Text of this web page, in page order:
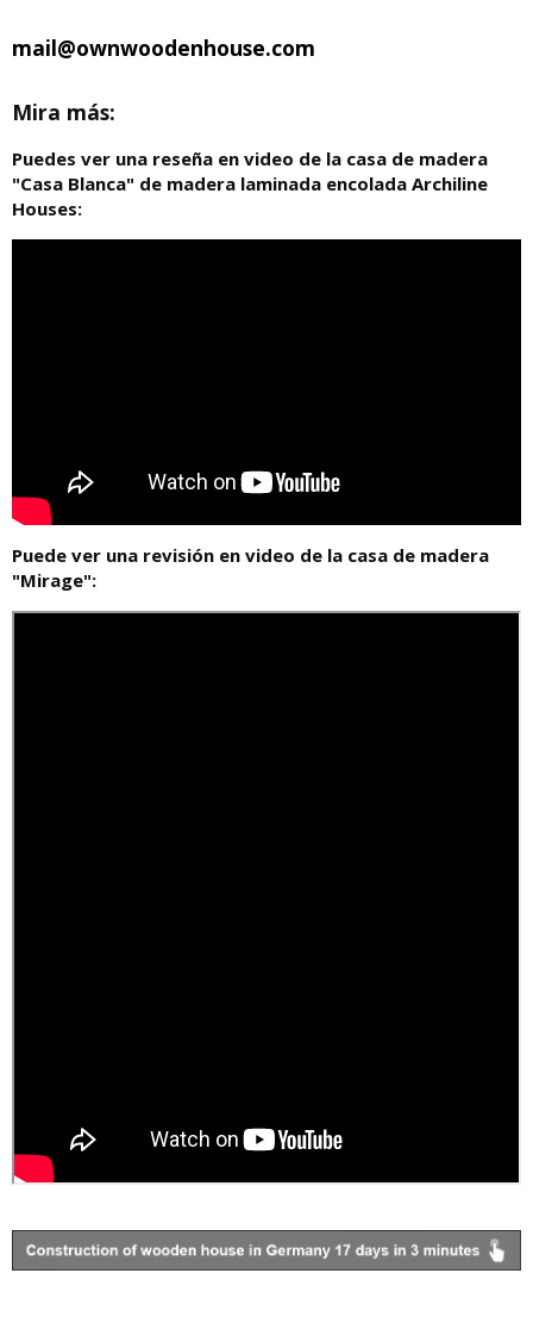
mail@ownwoodenhouse.com
Mira más:
Puedes ver una reseña en video de la casa de madera
"Casa Blanca" de madera laminada encolada Archiline
Houses:
Puede ver una revisión en video de la casa de madera
"Mirage":